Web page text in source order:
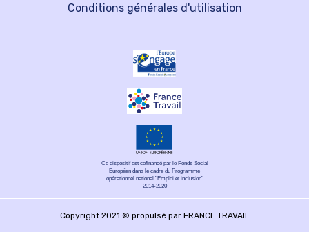
Conditions générales d'utilisation
Ce dispositif est cofinancé par le Fonds Social
Européen dans le cadre du Programme
opérationnel national "Emploi et inclusion"
2014-2020
Copyright 2021 © propulsé par FRANCE TRAVAIL